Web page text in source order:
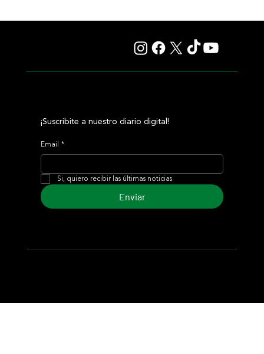
¡Suscribite a nuestro diario digital!
Email *
Si, quiero recibir las últimas noticias
Enviar